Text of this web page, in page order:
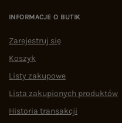
INFORMACJE O BUTIK
Zarejestruj się
Koszyk
Listy zakupowe
Lista zakupionych produktów
Historia transakcji